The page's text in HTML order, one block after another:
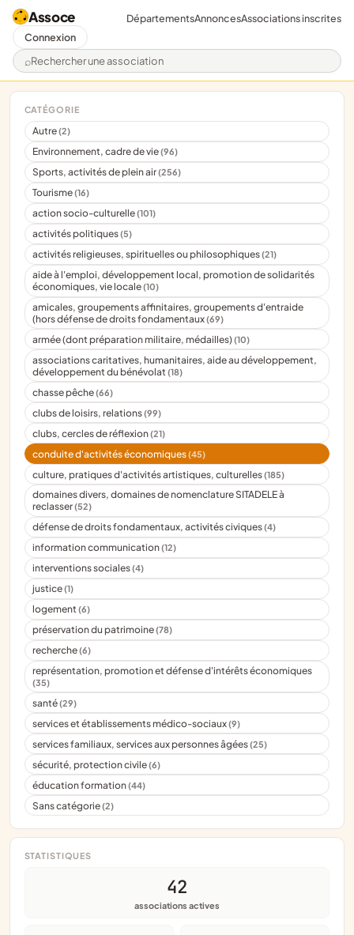
Assoce
Rechercher une association
DépartementsAnnoncesAssociations inscrites
Connexion
CATÉGORIE
Autre(2)
Environnement, cadre de vie(96)
Sports, activités de plein air(256)
Tourisme(16)
action socio-culturelle(101)
activités politiques(5)
activités religieuses, spirituelles ou philosophiques(21)
aide à l'emploi, développement local, promotion de solidarités
économiques, vie locale(10)
amicales, groupements affinitaires, groupements d'entraide
(hors défense de droits fondamentaux(69)
armée (dont préparation militaire, médailles)(10)
associations caritatives, humanitaires, aide au développement,
développement du bénévolat(18)
chasse pêche(66)
clubs de loisirs, relations(99)
clubs, cercles de réflexion(21)
conduite d'activités économiques(45)
culture, pratiques d'activités artistiques, culturelles(185)
domaines divers, domaines de nomenclature SITADELE à
reclasser(52)
défense de droits fondamentaux, activités civiques(4)
information communication(12)
interventions sociales(4)
justice(1)
logement(6)
préservation du patrimoine(78)
recherche(6)
représentation, promotion et défense d'intérêts économiques
(35)
santé(29)
services et établissements médico-sociaux(9)
services familiaux, services aux personnes âgées(25)
sécurité, protection civile(6)
éducation formation(44)
Sans catégorie(2)
STATISTIQUES
42
associations actives